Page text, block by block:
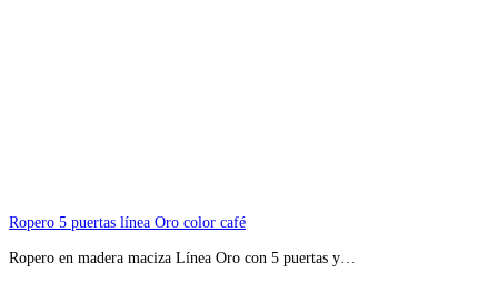
Ropero 5 puertas línea Oro color café
Ropero en madera maciza Línea Oro con 5 puertas y…